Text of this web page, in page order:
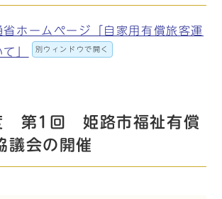
省ホームページ「自家用有償旅客運
」
別ウィンドウで開く
第1回 姫路市福祉有償
議会の開催